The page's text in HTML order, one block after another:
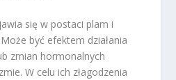
się w postaci plam i
być efektem działania
zmian hormonalnych
W celu ich złagodzenia